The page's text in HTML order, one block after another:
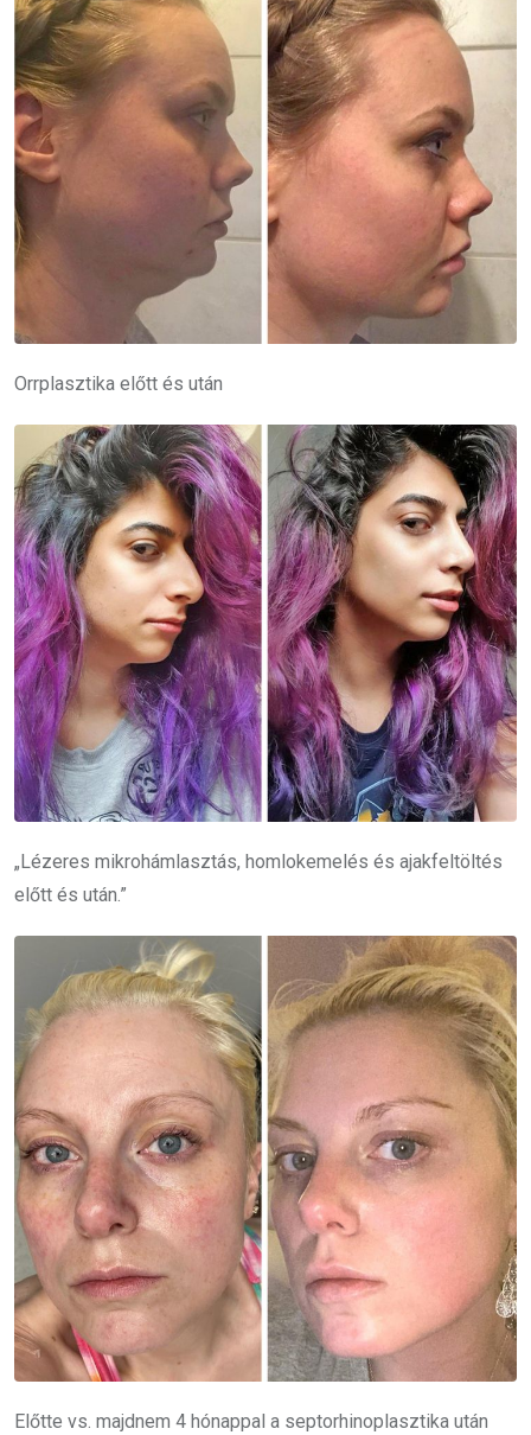
Orrplasztika előtt és után
„Lézeres mikrohámlasztás, homlokemelés és ajakfeltöltés
előtt és után.”
Előtte vs. majdnem 4 hónappal a septorhinoplasztika után